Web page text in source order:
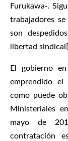
Furukawa-.
trabajadores
son
libertad
El gobierno
emprendido el
como puede
Ministeriales
mayo de
contratación